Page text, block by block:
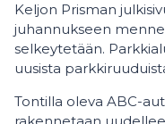
Keljon Prisman
juhannukseen
selkeytetään.
uusista
Tontilla oleva ABC-